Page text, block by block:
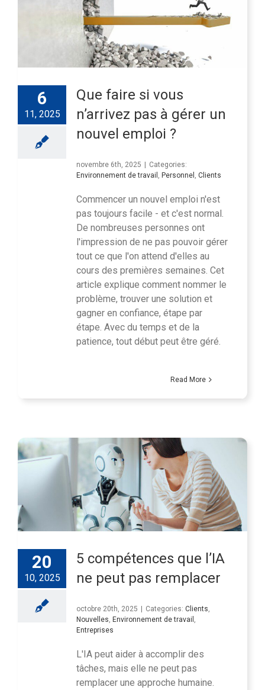
6
11, 2025
Que faire si vous
n’arrivez pas à gérer un
nouvel emploi ?
novembre 6th, 2025
Categories:
Environnement de travail , Personnel , Clients
Commencer un nouvel emploi n'est
pas toujours facile - et c'est normal.
De nombreuses personnes ont
l'impression de ne pas pouvoir gérer
tout ce que l'on attend d'elles au
cours des premières semaines. Cet
article explique comment nommer le
problème, trouver une solution et
gagner en confiance, étape par
étape. Avec du temps et de la
patience, tout début peut être géré.
Read More
20
10, 2025
5 compétences que l’IA
ne peut pas remplacer
octobre 20th, 2025 Categories: Clients,
Nouvelles, Environnement de travail ,
Entreprises
L'IA peut aider à accomplir des
tâches, mais elle ne peut pas
remplacer une approche humaine.